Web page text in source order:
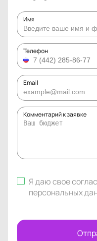
Имя
Телефон
Email
Комментарий к заявке
Я даю свое
персональных